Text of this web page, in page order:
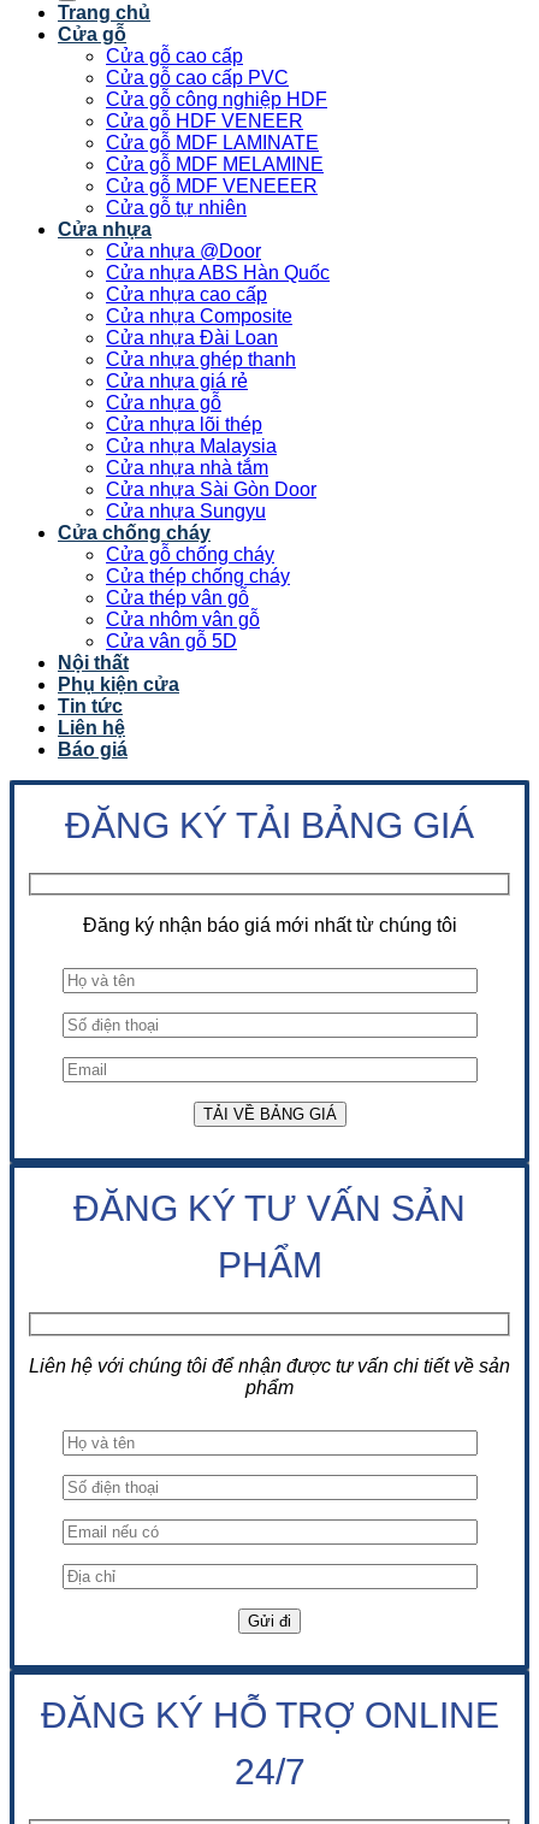
Trang chủ
Cửa gỗ
Cửa gỗ cao cấp
Cửa gỗ cao cấp PVC
Cửa gỗ công nghiệp HDF
Cửa gỗ HDF VENEER
Cửa gỗ MDF LAMINATE
Cửa gỗ MDF MELAMINE
Cửa gỗ MDF VENEEER
Cửa gỗ tự nhiên
Cửa nhựa
Cửa nhựa @Door
Cửa nhựa ABS Hàn Quốc
Cửa nhựa cao cấp
Cửa nhựa Composite
Cửa nhựa Đài Loan
Cửa nhựa ghép thanh
Cửa nhựa giá rẻ
Cửa nhựa gỗ
Cửa nhựa lõi thép
Cửa nhựa Malaysia
Cửa nhựa nhà tắm
Cửa nhựa Sài Gòn Door
Cửa nhựa Sungyu
Cửa chống cháy
Cửa gỗ chống cháy
Cửa thép chống cháy
Cửa thép vân gỗ
Cửa nhôm vân gỗ
Cửa vân gỗ 5D
Nội thất
Phụ kiện cửa
Tin tức
Liên hệ
Báo giá
ĐĂNG KÝ TẢI BẢNG GIÁ
Đăng ký nhận báo giá mới nhất từ chúng tôi
ĐĂNG KÝ TƯ VẤN SẢN
PHẨM
Liên hệ với chúng tôi để nhận được tư vấn chi tiết về sản
phẩm
ĐĂNG KÝ HỖ TRỢ ONLINE
24/7